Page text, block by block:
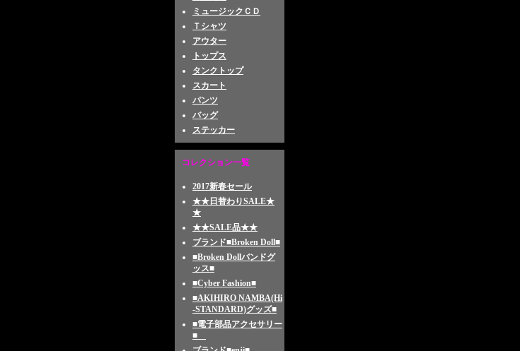
ミュージックＣＤ
Ｔシャツ
アウター
トップス
タンクトップ
スカート
パンツ
バッグ
ステッカー
コレクション一覧
2017新春セール
★★日替わりSALE★
★
★★SALE品★★
ブランド■Broken Doll■
■Broken Dollバンドグ
ッス■
■Cyber Fashion■
■AKIHIRO NAMBA(Hi
-STANDARD)グッズ■
■電子部品アクセサリー
■